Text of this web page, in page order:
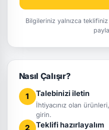
Bilgileriniz yalnızca
Nasıl Çalışır?
1 Talebinizi iletin
İhtiyacınız olan
girin.
2 Teklifi hazırlayalım